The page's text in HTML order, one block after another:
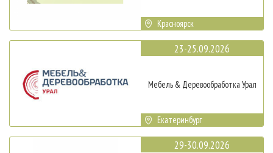
Красноярск
23-25.09.2026
Мебель & Деревообработка Урал
Екатеринбург
29-30.09.2026